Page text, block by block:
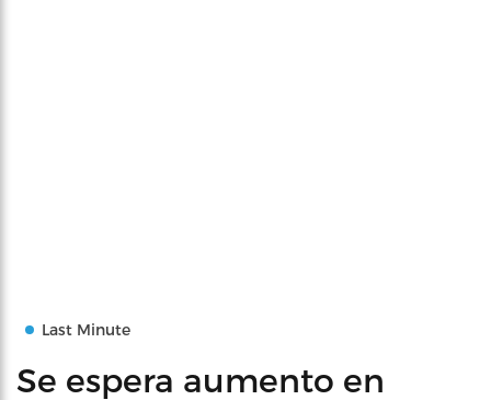
Last Minute
Se espera aumento en